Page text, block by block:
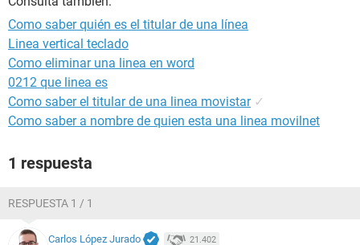
Como saber quién es el titular de una línea
Linea vertical teclado
Como eliminar una linea en word
0212 que linea es
Como saber el titular de una linea movistar ✓
Como saber a nombre de quien esta una linea movilnet
1 respuesta
RESPUESTA 1 / 1
Carlos López Jurado 21.402